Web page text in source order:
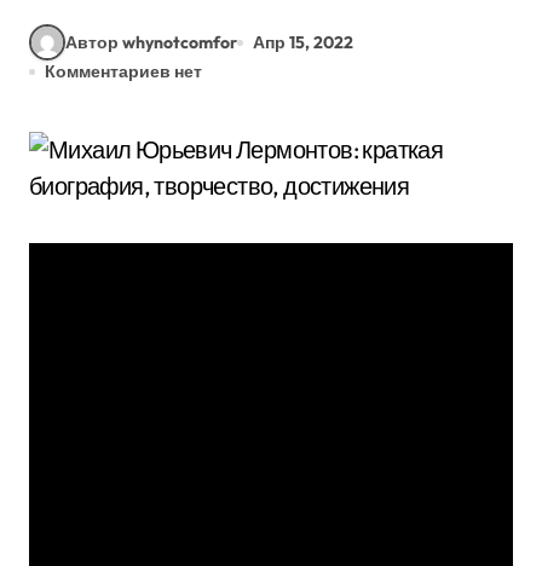
Автор whynotcomfor
Апр 15, 2022
Комментариев нет